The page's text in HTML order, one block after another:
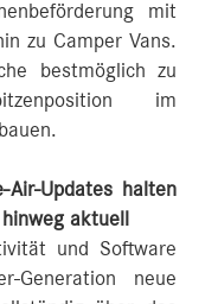
mit
zu Camper Vans.
bestmöglich zu
im
Air-Updates halten
aktuell
und Software
Generation neue